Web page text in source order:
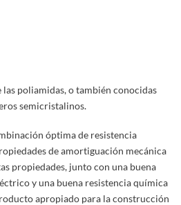
las poliamidas, o también conocidas
semicristalinos.
óptima de resistencia
de amortiguación mecánica
propiedades, junto con una buena
y una buena resistencia química
apropiado para la construcción